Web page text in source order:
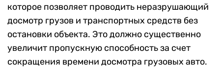
которое позволяет проводить неразрушающий
досмотр грузов и транспортных средств без
остановки объекта. Это должно существенно
увеличит пропускную способность за счет
сокращения времени досмотра грузовых авто.